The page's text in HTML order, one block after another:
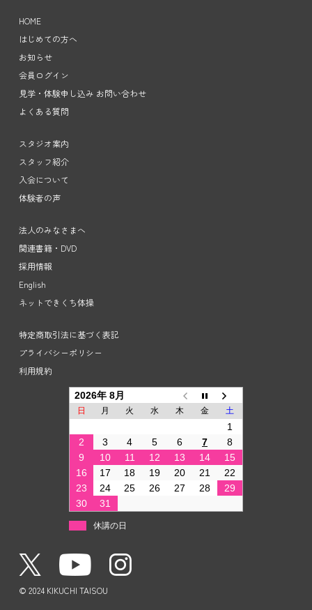
HOME
はじめての方へ
お知らせ
会員ログイン
見学・体験申し込み お問い合わせ
よくある質問
スタジオ案内
スタッフ紹介
入会について
体験者の声
法人のみなさまへ
関連書籍・DVD
採用情報
English
ネットできくち体操
特定商取引法に基づく表記
プライバシーポリシー
利用規約
2026年 8月
日 月 火 水 木 金 土
1
2
3 4 5 6 7
8
9
10 11 12 13 14
15
16
17 18 19 20 21
22
23
24 25 26 27 28
29
30
31
休講の日
© 2024 KIKUCHI TAISOU